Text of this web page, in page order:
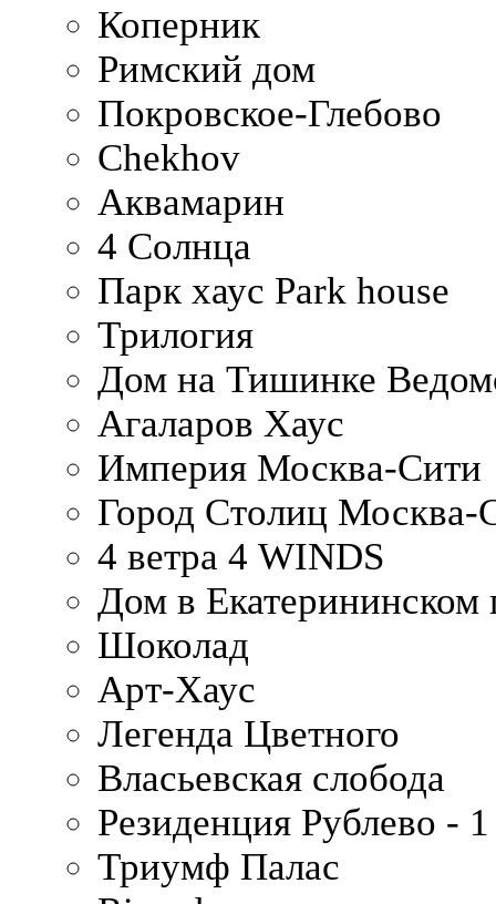
Коперник
Римский дом
Покровское-Глебово
Chekhov
Аквамарин
4 Солнца
Парк хаус Park house
Трилогия
Дом на Тишинке
Агаларов Хаус
Империя Москва-Сити
Город Столиц Москва-
4 ветра 4 WINDS
Дом в Екатерининском
Шоколад
Арт-Хаус
Легенда Цветного
Власьевская слобода
Резиденция Рублево - 1
Триумф Палас